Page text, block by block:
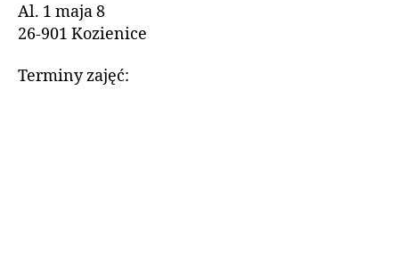
Al. 1 maja 8
26-901 Kozienice
Terminy zajęć: